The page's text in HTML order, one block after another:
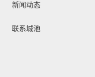
新闻动态
联系城池